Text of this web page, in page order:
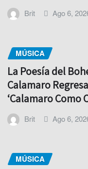
Brit Ago 6,
MÚSICA
La Poesía del
Calamaro
‘Calamaro Como
Brit Ago 6,
MÚSICA